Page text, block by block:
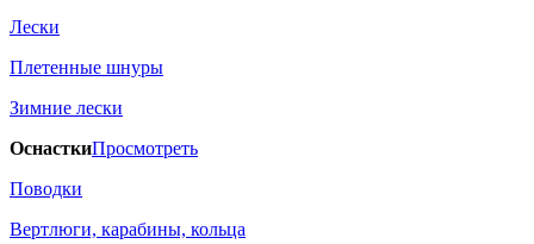
Лески
Плетенные шнуры
Зимние лески
ОснасткиПросмотреть
Поводки
Вертлюги, карабины, кольца